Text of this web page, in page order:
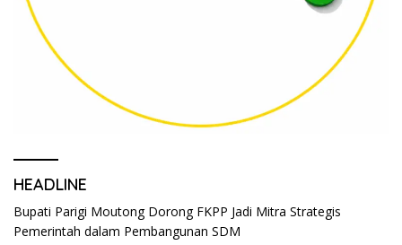
HEADLINE
Bupati Parigi Moutong Dorong FKPP Jadi Mitra Strategis
Pemerintah dalam Pembangunan SDM